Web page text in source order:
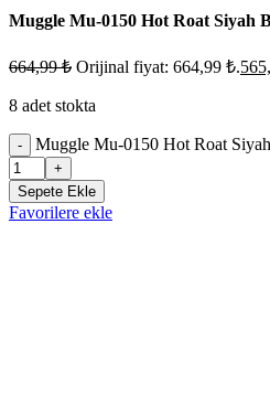
Muggle Mu-0150 Hot Roat Siyah
664,99₺ Orijinal fiyat: 664,99 ₺.
8 adet stokta
- Muggle Mu-0150 Hot Roat
+
Sepete Ekle
Favorilere ekle